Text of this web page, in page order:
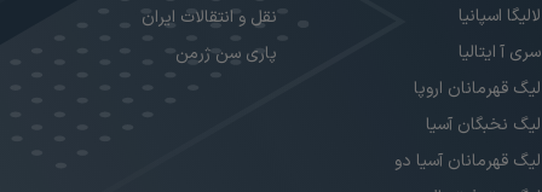
لالیگا اسپانیا
سری آ ایتالیا
لیگ قهرمانان اروپا
لیگ نخبگان آسیا
لیگ قهرمانان آسیا دو
نقل و انتقالات ایران
پاری سن ژرمن